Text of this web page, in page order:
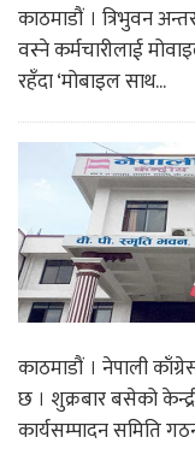
काठमाडौं । त्रिभुवन
वस्ने कर्मचारीलाई
रहँदा ‘मोबाइल साथ...
काठमाडौं । नेपाली
छ । शुक्रबार बसेको
कार्यसम्पादन समिति